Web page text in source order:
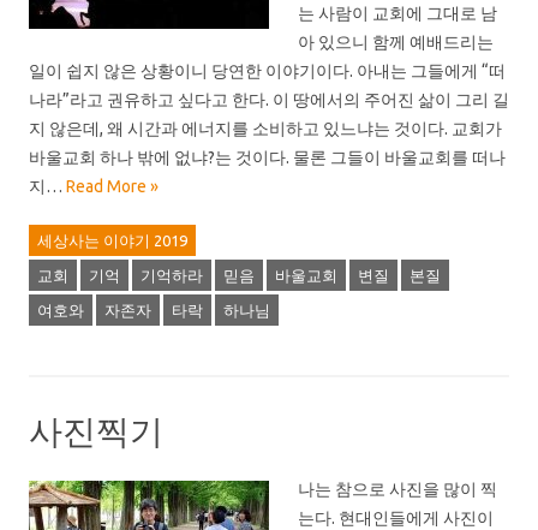
는 사람이 교회에 그대로 남
아 있으니 함께 예배드리는
일이 쉽지 않은 상황이니 당연한 이야기이다. 아내는 그들에게 “떠
나라”라고 권유하고 싶다고 한다. 이 땅에서의 주어진 삶이 그리 길
지 않은데, 왜 시간과 에너지를 소비하고 있느냐는 것이다. 교회가
바울교회 하나 밖에 없냐?는 것이다. 물론 그들이 바울교회를 떠나
지… Read More »
세상사는 이야기 2019
교회 기억 기억하라 믿음 바울교회 변질 본질
여호와 자존자 타락 하나님
사진찍기
나는 참으로 사진을 많이 찍
는다. 현대인들에게 사진이